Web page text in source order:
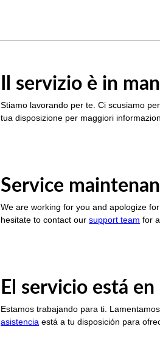
Il servizio è in
Stiamo lavorando per te. Ci scusiamo
tua disposizione per maggiori
Service
We are working for you and apologize
hesitate to contact oursupport team for
El servicio está
Estamos trabajando para ti.
asistencia está a tu disposición para